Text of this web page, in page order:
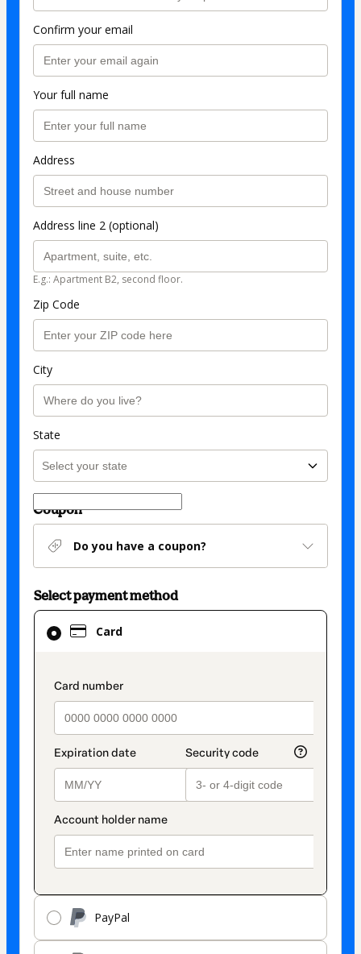
Confirm your email
Your full name
Address
Address line 2 (optional)
E.g.: Apartment B2, second floor.
Zip Code
City
State
Coupon
Do you have a coupon?
Select payment method
Card
payment_data.section_title_v2
PayPal
Card
selected
method